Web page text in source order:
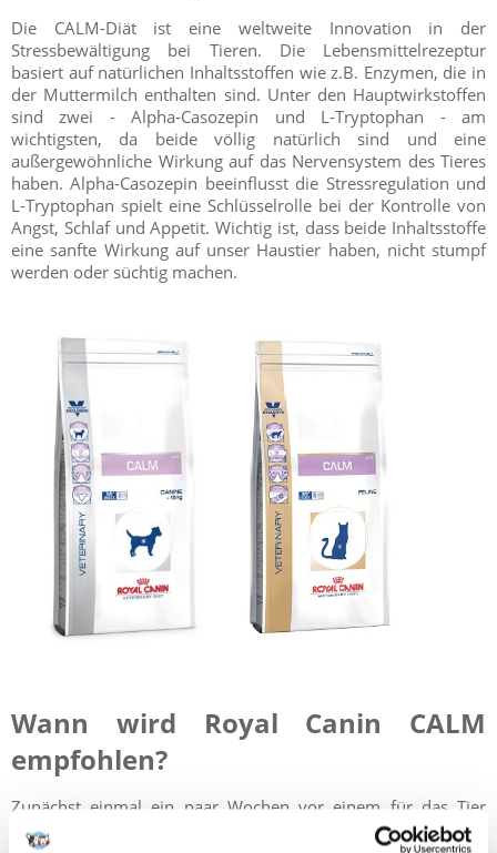
Die CALM-Diät ist eine weltweite Innovation in der
Stressbewältigung bei Tieren. Die Lebensmittelrezeptur
basiert auf natürlichen Inhaltsstoffen wie z.B. Enzymen, die in
der Muttermilch enthalten sind. Unter den Hauptwirkstoffen
sind zwei - Alpha-Casozepin und L-Tryptophan - am
wichtigsten, da beide völlig natürlich sind und eine
außergewöhnliche Wirkung auf das Nervensystem des Tieres
haben. Alpha-Casozepin beeinflusst die Stressregulation und
L-Tryptophan spielt eine Schlüsselrolle bei der Kontrolle von
Angst, Schlaf und Appetit. Wichtig ist, dass beide Inhaltsstoffe
eine sanfte Wirkung auf unser Haustier haben, nicht stumpf
werden oder süchtig machen.
Wann wird Royal Canin CALM
empfohlen?
Zunächst einmal ein paar Wochen vor einem für das Tier
stressigen Ereignis - Weihnachten, Umzug, Reisen,